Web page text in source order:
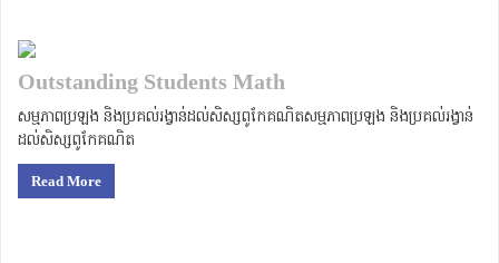
Outstanding Students Math
សម្មភាពប្រឡង និងប្រគល់រង្វាន់ដល់សិស្សពូកែគណិតសម្មភាពប្រឡង និងប្រគល់រង្វាន់
ដល់សិស្សពូកែគណិត
Read More